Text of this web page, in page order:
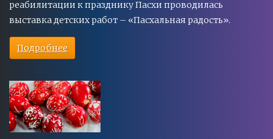
реабилитации к празднику Пасхи проводилась
выставка детских работ – «Пасхальная радость».
Подробнее